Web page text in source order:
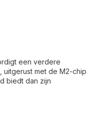
een verdere
met de M2-chip
biedt dan zijn